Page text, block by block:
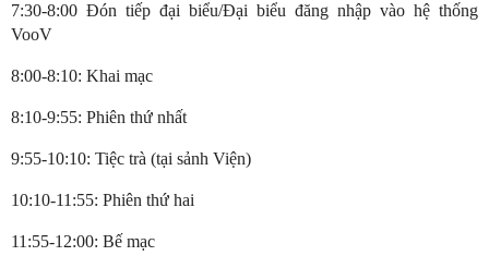
7:30-8:00 Đón tiếp đại biểu/Đại biểu đăng nhập vào hệ thống
VooV
8:00-8:10: Khai mạc
8:10-9:55: Phiên thứ nhất
9:55-10:10: Tiệc trà (tại sảnh Viện)
10:10-11:55: Phiên thứ hai
11:55-12:00: Bế mạc